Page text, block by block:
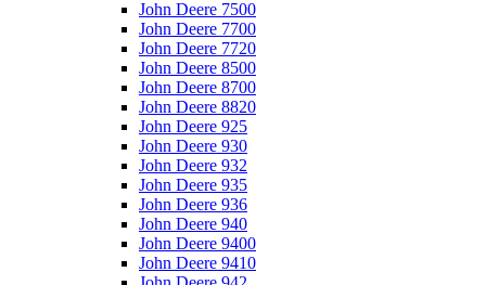
John Deere 7500
John Deere 7700
John Deere 7720
John Deere 8500
John Deere 8700
John Deere 8820
John Deere 925
John Deere 930
John Deere 932
John Deere 935
John Deere 936
John Deere 940
John Deere 9400
John Deere 9410